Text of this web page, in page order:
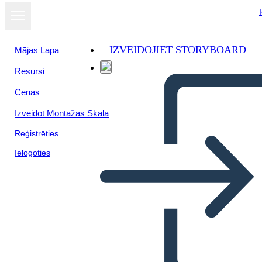
Mājas Lapa
Resursi
Cenas
Izveidot Montāžas Skala
Reģistrēties
Ielogoties
IZVEIDOJIET STORYBOARD